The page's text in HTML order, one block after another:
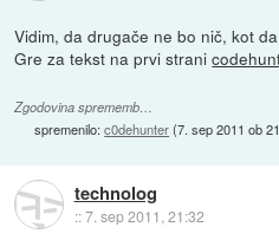
Vidim, da drugače ne bo nič, kot
Gre za tekst na prvi strani
Zgodovina sprememb…
spremenilo:c0dehunter(7. sep 2011 ob
technolog
::7. sep 2011, 21:32